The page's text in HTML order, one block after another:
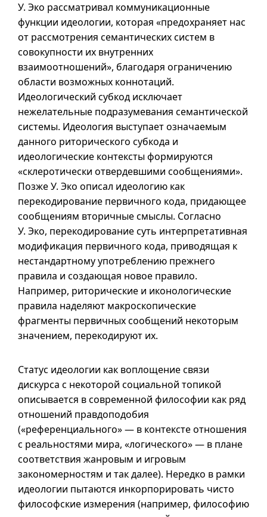
У. Эко рассматривал коммуникационные
функции идеологии, которая «предохраняет нас
от рассмотрения семантических систем в
совокупности их внутренних
взаимоотношений», благодаря ограничению
области возможных коннотаций.
Идеологический субкод исключает
нежелательные подразумевания семантической
системы. Идеология выступает означаемым
данного риторического субкода и
идеологические контексты формируются
«склеротически отвердевшими сообщениями».
Позже У. Эко описал идеологию как
перекодирование первичного кода, придающее
сообщениям вторичные смыслы. Согласно
У. Эко, перекодирование суть интерпретативная
модификация первичного кода, приводящая к
нестандартному употреблению прежнего
правила и создающая новое правило.
Например, риторические и иконологические
правила наделяют макроскопические
фрагменты первичных сообщений некоторым
значением, перекодируют их.
Статус идеологии как воплощение связи
дискурса с некоторой социальной топикой
описывается в современной философии как ряд
отношений правдоподобия
(«референциального» — в контексте отношения
с реальностями мира, «логического» — в плане
соответствия жанровым и игровым
закономерностям и так далее). Нередко в рамки
идеологии пытаются инкорпорировать чисто
философские измерения (например, философию